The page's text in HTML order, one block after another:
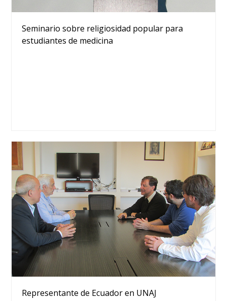
Seminario sobre religiosidad popular para
estudiantes de medicina
Representante de Ecuador en UNAJ